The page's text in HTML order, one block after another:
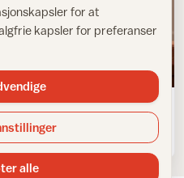
med blå aksent
for at
kapsler for preferanser
alle